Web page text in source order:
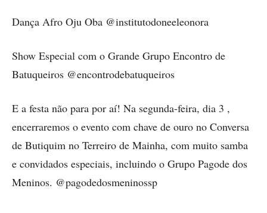
Dança Afro Oju Oba @institutodoneeleonora
Show Especial com o Grande Grupo Encontro de
Batuqueiros @encontrodebatuqueiros
E a festa não para por aí! Na segunda-feira, dia 3 ,
encerraremos o evento com chave de ouro no Conversa
de Butiquim no Terreiro de Mainha, com muito samba
e convidados especiais, incluindo o Grupo Pagode dos
Meninos. @pagodedosmeninossp